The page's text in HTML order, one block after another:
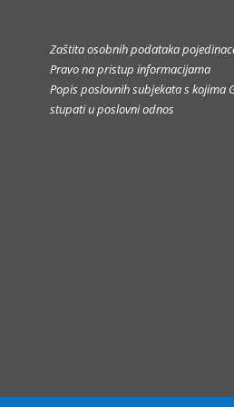
Zaštita osobnih podataka
Pravo na pristup informacijama
Popis poslovnih subjekata s kojima
stupati u poslovni odnos